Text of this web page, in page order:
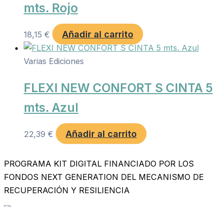
mts. Rojo
18,15 € Añadir al carrito
Varias Ediciones
FLEXI NEW CONFORT S CINTA 5
mts. Azul
22,39 € Añadir al carrito
PROGRAMA KIT DIGITAL FINANCIADO POR LOS
FONDOS NEXT GENERATION DEL MECANISMO DE
RECUPERACIÓN Y RESILIENCIA